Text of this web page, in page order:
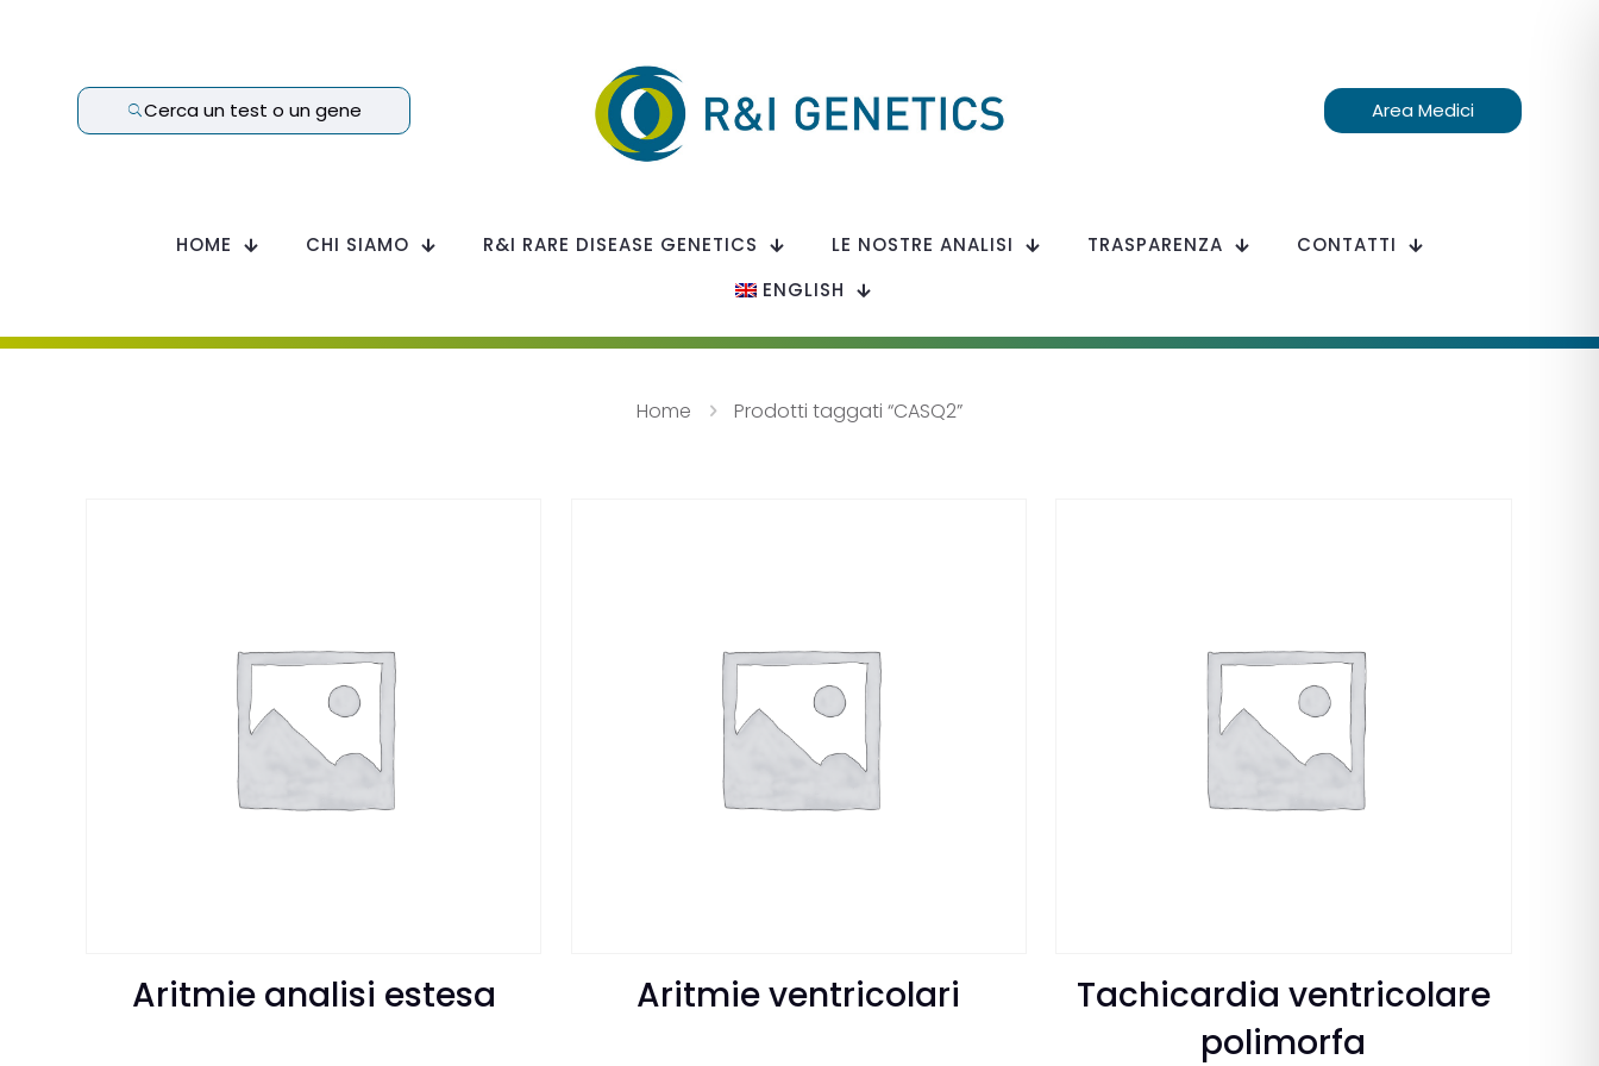
Cerca un test o un gene Area Medici
HOME CHI SIAMO R&I RARE DISEASE GENETICS LE NOSTRE ANALISI TRASPARENZA
CONTATTI
ENGLISH
Home Prodotti taggati “CASQ2”
Aritmie analisi estesa Aritmie ventricolari
Tachicardia ventricolare
polimorfa